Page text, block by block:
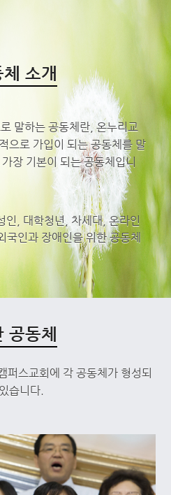
소개
말하는 공동체란, 온누리교
으로 가입이 되는 공동체를 말
장 기본이 되는 공동체입니
인, 대학청년, 차세대, 온라인
국인과 장애인을 위한 공동체
공동체
퍼스교회에 각 공동체가 형성되
습니다.